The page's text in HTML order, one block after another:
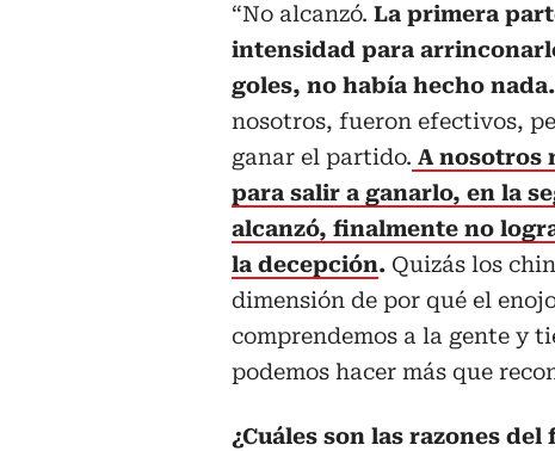
“No alcanzó. La primera
intensidad para
goles, no había hecho nada.
nosotros, fueron efectivos,
ganar el partido. A nosotros
para salir a ganarlo, en la
alcanzó, finalmente no
la decepción. Quizás los
dimensión de por qué el
comprendemos a la gente y
podemos hacer más que
¿Cuáles son las razones del